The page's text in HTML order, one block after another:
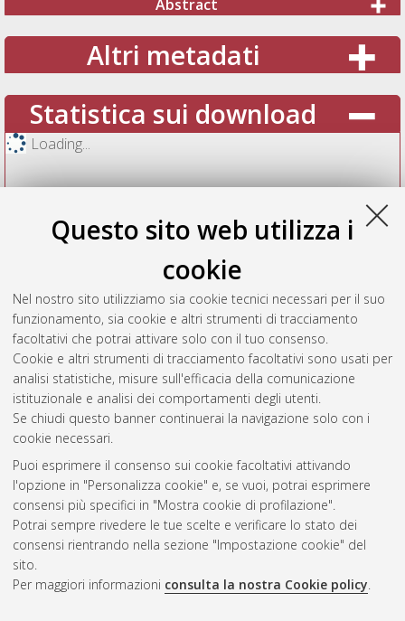
Questo sito web utilizza i
cookie
Nel nostro sito utilizziamo sia cookie tecnici necessari per il suo
funzionamento, sia cookie e altri strumenti di tracciamento
facoltativi che potrai attivare solo con il tuo consenso.
Cookie e altri strumenti di tracciamento facoltativi sono usati per
analisi statistiche, misure sull'efficacia della comunicazione
istituzionale e analisi dei comportamenti degli utenti.
Se chiudi questo banner continuerai la navigazione solo con i
cookie necessari.
Puoi esprimere il consenso sui cookie facoltativi attivando
l'opzione in "Personalizza cookie" e, se vuoi, potrai esprimere
consensi più specifici in "Mostra cookie di profilazione".
Potrai sempre rivedere le tue scelte e verificare lo stato dei
consensi rientrando nella sezione "Impostazione cookie" del
sito.
Per maggiori informazioni consulta la nostra Cookie policy.
Abstract
Altri metadati
Statistica sui download
Loading...
Vedi altre statistiche
Gestione del documento:
Atom
Rss
AMS Acta
ISSN: 2038-7954
re3data.org -
doi.org/10.17616/R3P19R
Servizio implementato e
Impostazioni Cookie